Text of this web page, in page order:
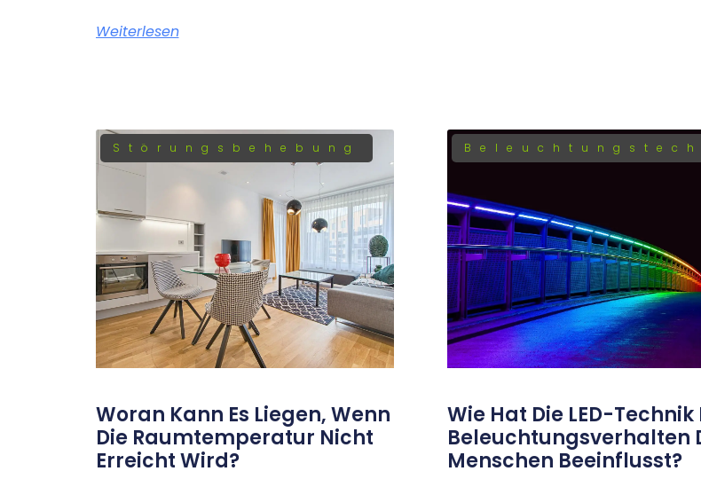
Weiterlesen
Störungsbehebung
Woran Kann Es Liegen, Wenn
Die Raumtemperatur Nicht
Erreicht Wird?
Wie Hat Die LED-Technik
Beleuchtungsverhalten
Menschen Beeinflusst?